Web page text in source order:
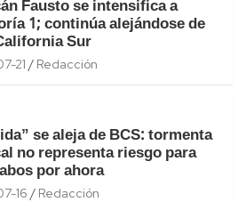
Fausto se intensifica a
1; continúa alejándose de
Sur
21 Redacción
se aleja de BCS: tormenta
no representa riesgo para
por ahora
16 Redacción